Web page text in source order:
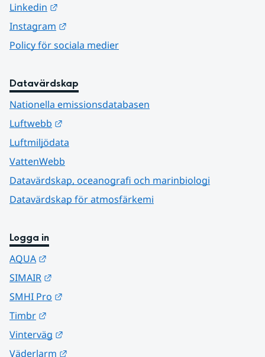
Linkedin
Instagram
Policy för sociala medier
Datavärdskap
Nationella emissionsdatabasen
Luftwebb
Luftmiljödata
VattenWebb
Datavärdskap, oceanografi och marinbiologi
Datavärdskap för atmosfärkemi
Logga in
AQUA
SIMAIR
SMHI Pro
Timbr
Vinterväg
Väderlarm